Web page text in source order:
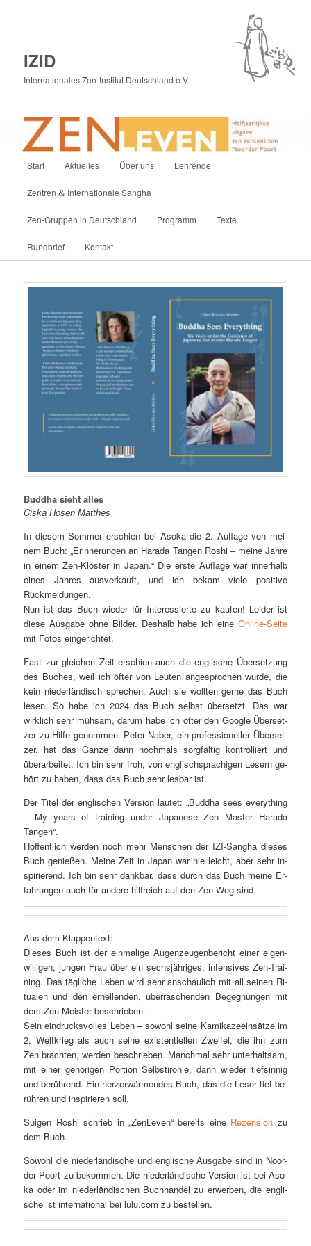
IZID
Internationales Zen-Institut Deutschland e.V.
Zum
primären
Inhalt
Start Aktuelles Über uns Lehrende
Zentren &Internationale Sangha
Zen-Gruppen in Deutschland Programm Texte
Rundbrief Kontakt
Buddha sieht alles
Cis­ka Ho­sen Matthes
In die­sem Som­mer er­schien bei Aso­ka die 2. Auf­la­ge von mei­
nem Buch: „Er­in­ne­run­gen an Ha­ra­da Tan­gen Ro­shi – mei­ne Jah­re
in ei­nem Zen-Klos­ter in Ja­pan.“ Die ers­te Auf­la­ge war in­ner­halb
ei­nes Jah­res aus­ver­kauft, und ich be­kam vie­le po­si­ti­ve
Rückmeldungen.
Nun ist das Buch wie­der für In­ter­es­sier­te zu kau­fen! Lei­der ist
die­se Aus­ga­be oh­ne Bil­der. Des­halb ha­be ich ei­ne On­line-Sei­te
mit Fo­tos eingerichtet.
Fast zur glei­chen Zeit er­schien auch die eng­li­sche Über­set­zung
des Bu­ches, weil ich öf­ter von Leu­ten an­ge­spro­chen wur­de, die
kein nie­der­län­disch spre­chen. Auch sie woll­ten ger­ne das Buch
le­sen. So ha­be ich 2024 das Buch selbst über­setzt. Das war
wirk­lich sehr müh­sam, dar­um ha­be ich öf­ter den Goog­le Über­set­
zer zu Hil­fe ge­nom­men. Pe­ter Na­ber, ein pro­fes­sio­nel­ler Über­set­
zer, hat das Gan­ze dann noch­mals sorg­fäl­tig kon­trol­liert und
über­ar­bei­tet. Ich bin sehr froh, von eng­lisch­spra­chi­gen Le­sern ge­
hört zu ha­ben, dass das Buch sehr les­bar ist.
Der Ti­tel der eng­li­schen Ver­si­on lau­tet: „Bud­dha sees ever­y­thing
– My ye­ars of trai­ning un­der Ja­pa­ne­se Zen Mas­ter Ha­ra­da
Tangen“.
Hof­fent­lich wer­den noch mehr Men­schen der IZI-Sang­ha die­ses
Buch ge­nie­ßen. Mei­ne Zeit in Ja­pan war nie leicht, aber sehr in­
spi­rie­rend. Ich bin sehr dank­bar, dass durch das Buch mei­ne Er­
fah­run­gen auch für an­de­re hilf­reich auf den Zen-Weg sind.
Aus dem Klappentext:
Die­ses Buch ist der ein­ma­li­ge Au­gen­zeu­gen­be­richt ei­ner ei­gen­
wil­li­gen, jun­gen Frau über ein sechs­jäh­ri­ges, in­ten­si­ves Zen-Trai­
ning. Das täg­li­che Le­ben wird sehr an­schau­lich mit all sei­nen Ri­
tua­len und den er­hel­len­den, über­ra­schen­den Be­geg­nun­gen mit
dem Zen-Meis­ter beschrieben.
Sein ein­drucks­vol­les Le­ben – so­wohl sei­ne Ka­mi­ka­ze­ein­sät­ze im
2. Welt­krieg als auch sei­ne exis­ten­ti­el­len Zwei­fel, die ihn zum
Zen brach­ten, wer­den be­schrie­ben. Manch­mal sehr un­ter­halt­sam,
mit ei­ner ge­hö­ri­gen Por­ti­on Selbst­iro­nie, dann wie­der tief­sin­nig
und be­rüh­rend. Ein herz­er­wär­men­des Buch, das die Le­ser tief be­
rüh­ren und in­spi­rie­ren soll.
Su­igen Ro­shi schrieb in „Zen­Le­ven“ be­reits ei­ne Re­zen­si­on zu
dem Buch.
So­wohl die nie­der­län­di­sche und eng­li­sche Aus­ga­be sind in Noor­
der Po­ort zu be­kom­men. Die nie­der­län­di­sche Ver­si­on ist bei Aso­
ka oder im nie­der­län­di­schen Buch­han­del zu er­wer­ben, die eng­li­
sche ist in­ter­na­tio­nal bei lulu.com zu bestellen.